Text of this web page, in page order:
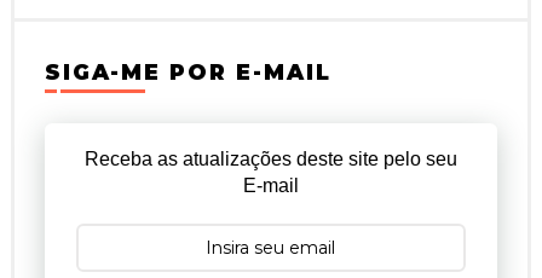
SIGA-ME POR E-MAIL
Receba as atualizações deste site pelo seu
E-mail